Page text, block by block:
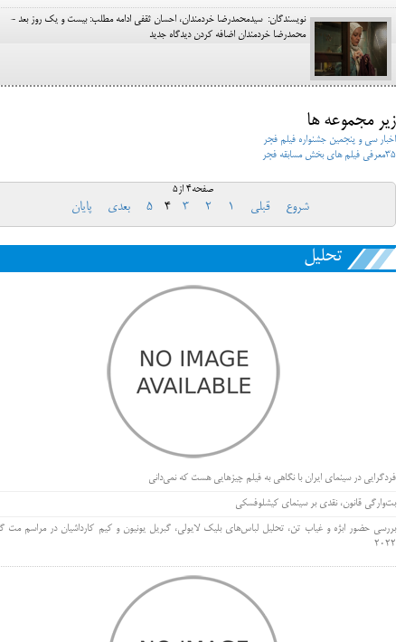
نویسندگان: سیدمحمدرضا خردمندان، احسان ثقفی ادامه مطلب: بیست و یک روز بعد -
محمدرضا خردمندان اضافه کردن دیدگاه جدید
زیر مجموعه ها
اخبار سی و پنجمین جشنواره فیلم فجر
35معرفی فیلم های بخش مسابقه فجر
صفحه4 از5
شروع قبلی 1
2
3
4
5 بعدی پایان
تحلیل
فردگرایی در سینمای ایران با نگاهی به فیلم چیزهایی هست که نمی‌دانی
بت‌وارگی قانون، نقدی بر سینمای کیشلوفسکی
بررسی حضور ابژه و غیاب تن، تحلیل لباس‌های بلیک لایولی، گبریل یونیون و کیم کارداشیان در مراسم مت
۲۰۲۲